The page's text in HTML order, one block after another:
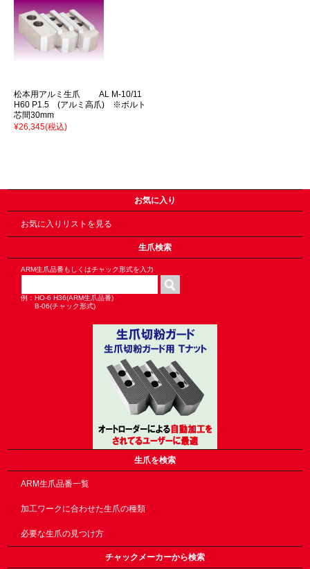
松本用アルミ生爪 AL M-10/11
H60 P1.5 (アルミ高爪) ※ボルト
芯間30mm
¥26,345(税込)
お気に入り
お気に入りリストを見る
生爪検索
ARM生爪品番もしくはチャック形式を入力
例：HO-6 H36(ARM生爪品番)
B-06(チャック形式)
生爪を検索
ARM生爪品番一覧
加工ワークに合わせた生爪の種類
必要な生爪の見つけ方
チャックメーカーから検索